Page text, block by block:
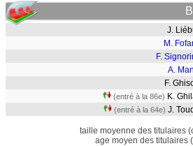
J.
M.
F.
A.
F.
(entré à la 86e) K.
(entré à la 64e) J.
taille moyenne des titulaires
age moyen des titulaires